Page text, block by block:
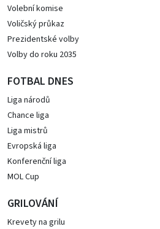
Volební komise
Voličský průkaz
Prezidentské volby
Volby do roku 2035
FOTBAL DNES
Liga národů
Chance liga
Liga mistrů
Evropská liga
Konferenční liga
MOL Cup
GRILOVÁNÍ
Krevety na grilu